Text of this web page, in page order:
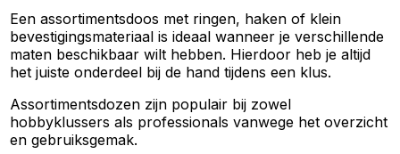
Een assortimentsdoos met ringen, haken of klein
bevestigingsmateriaal is ideaal wanneer je verschillende
maten beschikbaar wilt hebben. Hierdoor heb je altijd
het juiste onderdeel bij de hand tijdens een klus.
Assortimentsdozen zijn populair bij zowel
hobbyklussers als professionals vanwege het overzicht
en gebruiksgemak.